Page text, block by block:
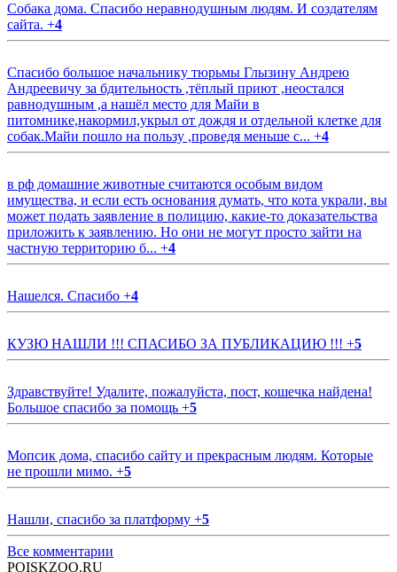
Собака дома. Спасибо неравнодушным людям. И создателям
сайта. +4
Спасибо большое начальнику тюрьмы Глызину Андрею
Андреевичу за бдительность ,тёплый приют ,неостался
равнодушным ,а нашёл место для Майи в
питомнике,накормил,укрыл от дождя и отдельной клетке для
собак.Майи пошло на пользу ,проведя меньше с... +4
в рф домашние животные считаются особым видом
имущества, и если есть основания думать, что кота украли, вы
может подать заявление в полицию, какие-то доказательства
приложить к заявлению. Но они не могут просто зайти на
частную территорию б... +4
Нашелся. Спасибо +4
КУЗЮ НАШЛИ !!! СПАСИБО ЗА ПУБЛИКАЦИЮ !!! +5
Здравствуйте! Удалите, пожалуйста, пост, кошечка найдена!
Большое спасибо за помощь +5
Мопсик дома, спасибо сайту и прекрасным людям. Которые
не прошли мимо. +5
Нашли, спасибо за платформу +5
Все комментарии
POISKZOO.RU